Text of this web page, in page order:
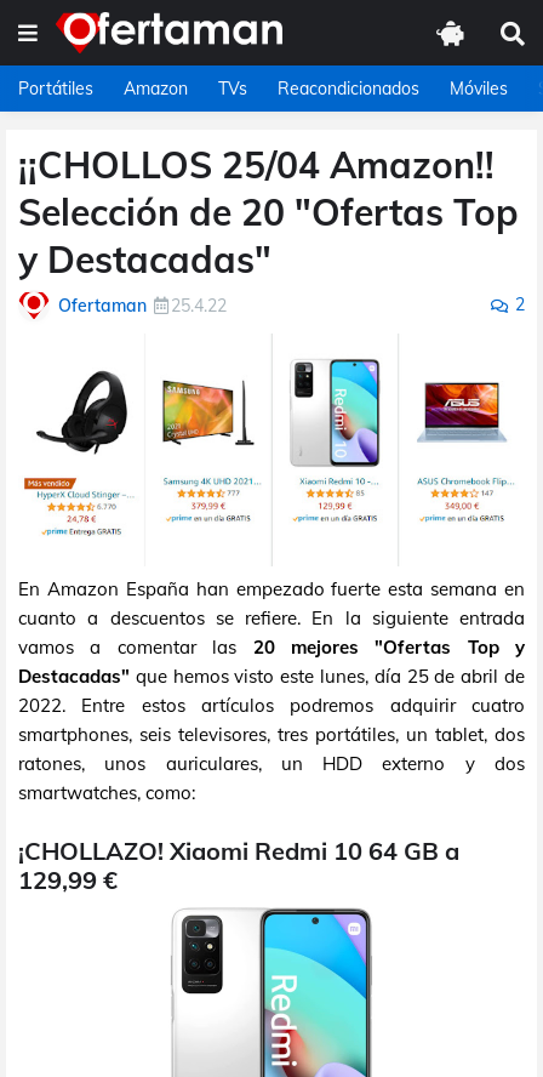
Portátiles Amazon TVs Reacondicionados Móviles
¡¡CHOLLOS 25/04 Amazon!!
Selección de 20 "Ofertas Top
y Destacadas"
Ofertaman 25.4.22 2
En Amazon España han empezado fuerte esta semana en
cuanto a descuentos se refiere. En la siguiente entrada
vamos a comentar las 20 mejores "Ofertas Top y
Destacadas" que hemos visto este lunes, día 25 de abril de
2022. Entre estos artículos podremos adquirir cuatro
smartphones, seis televisores, tres portátiles, un tablet, dos
ratones, unos auriculares, un HDD externo y dos
smartwatches, como:
¡CHOLLAZO! Xiaomi Redmi 10 64 GB a
129,99 €